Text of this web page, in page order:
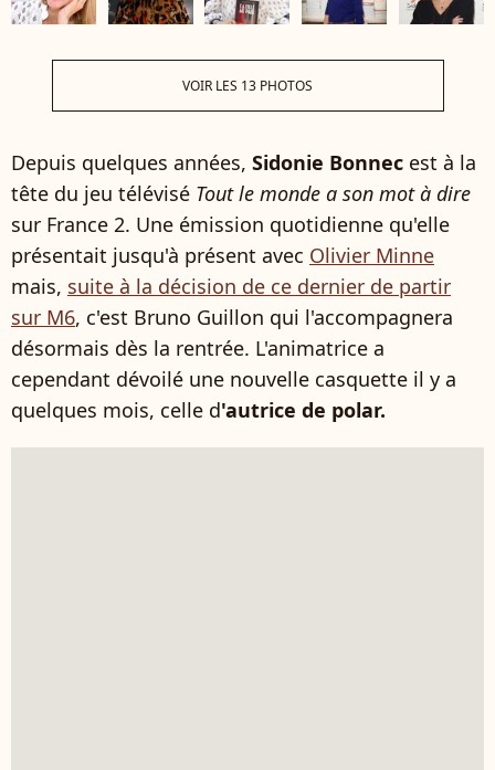
VOIR LES 13 PHOTOS
Depuis quelques années, Sidonie Bonnec est à la
tête du jeu télévisé Tout le monde a son mot à dire
sur France 2. Une émission quotidienne qu'elle
présentait jusqu'à présent avec Olivier Minne
mais, suite à la décision de ce dernier de partir
sur M6, c'est Bruno Guillon qui l'accompagnera
désormais dès la rentrée. L'animatrice a
cependant dévoilé une nouvelle casquette il y a
quelques mois, celle d'autrice de polar.